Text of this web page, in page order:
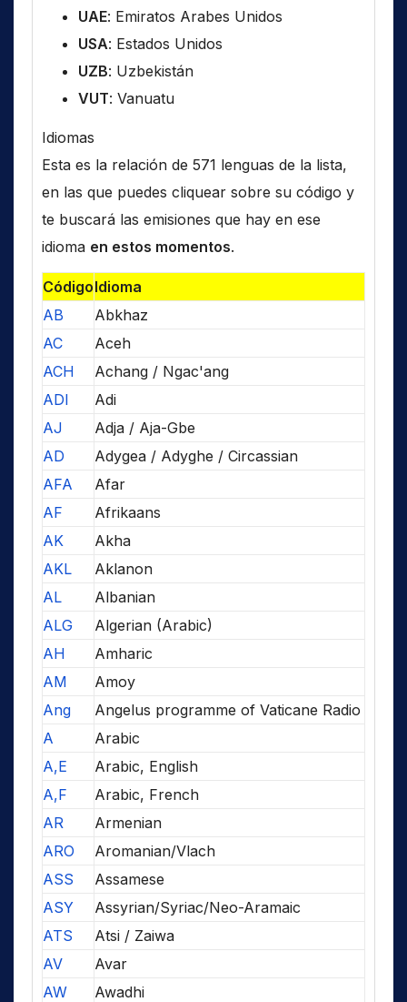
UAE: Emiratos Arabes Unidos
USA: Estados Unidos
UZB: Uzbekistán
VUT: Vanuatu
Idiomas
Esta es la relación de 571 lenguas de la lista,
en las que puedes cliquear sobre su código y
te buscará las emisiones que hay en ese
idioma en estos momentos.
CódigoIdioma
AB
Abkhaz
AC
Aceh
ACH
Achang / Ngac'ang
ADI
Adi
AJ
Adja / Aja-Gbe
AD
Adygea / Adyghe / Circassian
AFA
Afar
AF
Afrikaans
AK
Akha
AKL
Aklanon
AL
Albanian
ALG
Algerian (Arabic)
AH
Amharic
AM
Amoy
Ang
Angelus programme of Vaticane Radio
A
Arabic
A,E
Arabic, English
A,F
Arabic, French
AR
Armenian
ARO
Aromanian/Vlach
ASS
Assamese
ASY
Assyrian/Syriac/Neo-Aramaic
ATS
Atsi / Zaiwa
AV
Avar
AW
Awadhi